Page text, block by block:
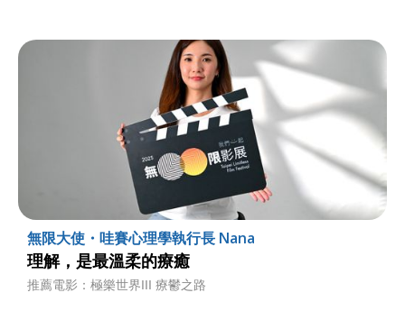
無限大使・哇賽心理學執行長 Nana
理解，是最溫柔的療癒
推薦電影：極樂世界III 療鬱之路